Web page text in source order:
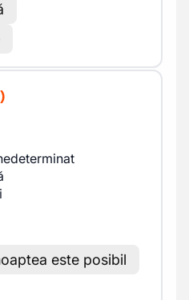
este posibil